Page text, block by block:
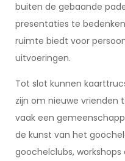
buiten de gebaande
presentaties te
ruimte biedt voor
uitvoeringen.
Tot slot kunnen
zijn om nieuwe vrienden
vaak een
de kunst van het
goochelclubs,